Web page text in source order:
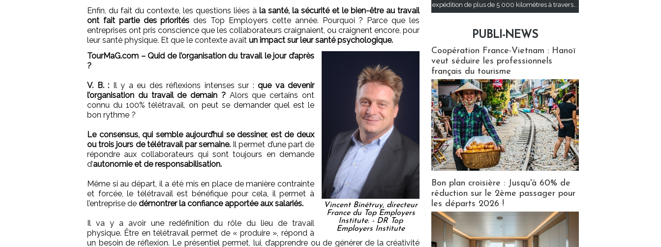
Enfin, du fait du contexte, les questions liées à la santé, la sécurité et le bien-être au travail
ont fait partie des priorités des Top Employers cette année. Pourquoi ? Parce que les
entreprises ont pris conscience que les collaborateurs craignaient, ou craignent encore, pour
leur santé physique. Et que le contexte avait un impact sur leur santé psychologique.
Vincent Binétruy, directeur
France du Top Employers
Institute. - DR Top
Employers Institute
TourMaG.com – Quid de l’organisation du travail le jour d’après
?
V. B. : Il y a eu des réflexions intenses sur : que va devenir
l’organisation du travail de demain ?Alors que certains ont
connu du 100% télétravail, on peut se demander quel est le
bon rythme ?
Le consensus, qui semble aujourd’hui se dessiner, est de deux
ou trois jours de télétravail par semaine. Il permet d’une part de
répondre aux collaborateurs qui sont toujours en demande
d’autonomie et de responsabilisation.
Même si au départ, il a été mis en place de manière contrainte
et forcée, le télétravail est bénéfique pour cela, il permet à
l’entreprise de démontrer la confiance apportée aux salariés.
Il va y a avoir une redéfinition du rôle du lieu de travail
physique. Être en télétravail permet de « produire », répond à
un besoin de réflexion. Le présentiel permet, lui, d’apprendre ou de générer de la créativité
expédition de plus de 5 000 kilomètres à travers...
PUBLI-NEWS
Coopération France-Vietnam : Hanoï
veut séduire les professionnels
français du tourisme
Bon plan croisière : Jusqu'à 60% de
réduction sur le 2ème passager pour
les départs 2026 !